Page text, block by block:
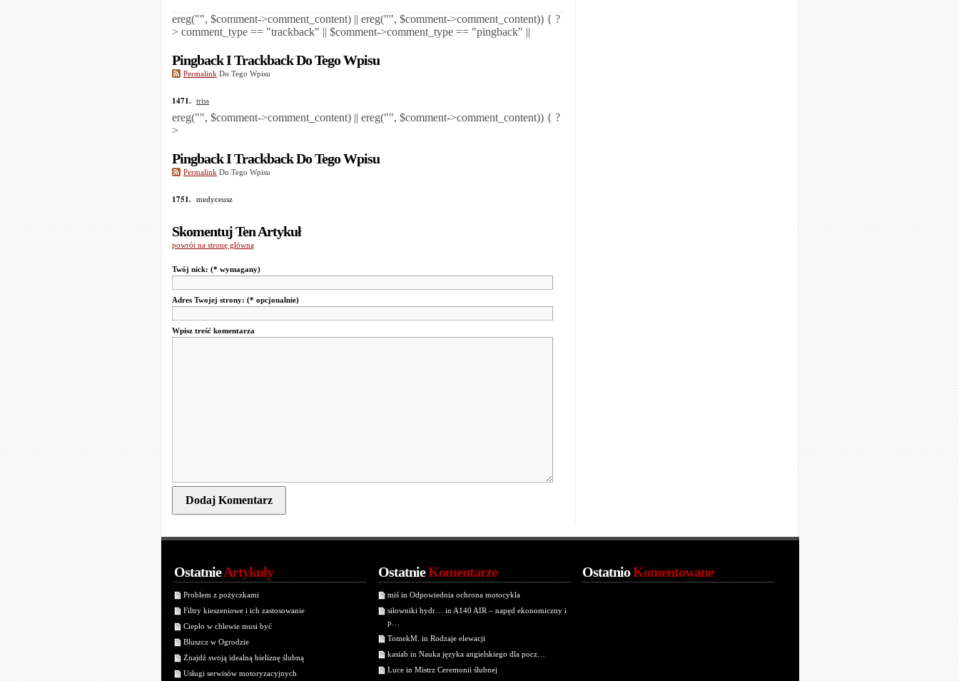
ereg("", $comment->comment_content) || ereg("", $comment->comment_content)) { ?
>
Pingback I Trackback Do Tego Wpisu
Permalink Do Tego Wpisu
1471. triss
comment_type == "trackback" || $comment->comment_type == "pingback" ||
ereg("", $comment->comment_content) || ereg("", $comment->comment_content)) { ?
>
Pingback I Trackback Do Tego Wpisu
Permalink Do Tego Wpisu
1751. medyceusz
Skomentuj Ten Artykuł
powrót na stronę główną
Twój nick: (* wymagany)
Adres Twojej strony: (* opcjonalnie)
Wpisz treść komentarza
OstatnieArtykuły
Problem z pożyczkami
Filtry kieszeniowe i ich zastosowanie
Ciepło w chlewie musi być
Bluszcz w Ogrodzie
Znajdź swoją idealną bieliznę ślubną
Usługi serwisów motoryzacyjnych
OstatnieKomentarze
miś in Odpowiednia ochrona motocykla
siłowniki hydr… in A140 AIR – napęd ekonomiczny i
p…
TomekM. in Rodzaje elewacji
kasiab in Nauka języka angielskiego dla pocz…
Luce in Mistrz Ceremonii ślubnej
OstatnioKomentowane